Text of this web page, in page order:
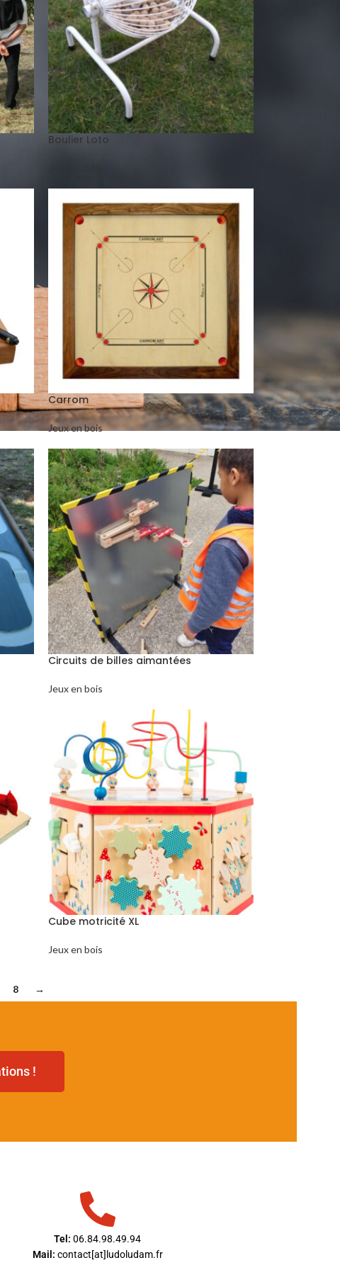
Boulier Loto
Carrom
Jeux en bois
Circuits de billes aimantées
Jeux en bois
Cube motricité XL
Jeux en bois
8 →
!
Tel: 06.84.98.49.94
Mail: contact[at]ludoludam.fr